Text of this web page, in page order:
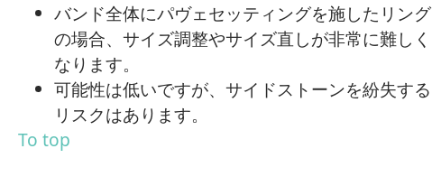
バンド全体にパヴェセッティングを施したリング
の場合、サイズ調整やサイズ直しが非常に難しく
なります。
可能性は低いですが、サイドストーンを紛失する
リスクはあります。
To top